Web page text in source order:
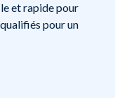
et rapide pour
pour un